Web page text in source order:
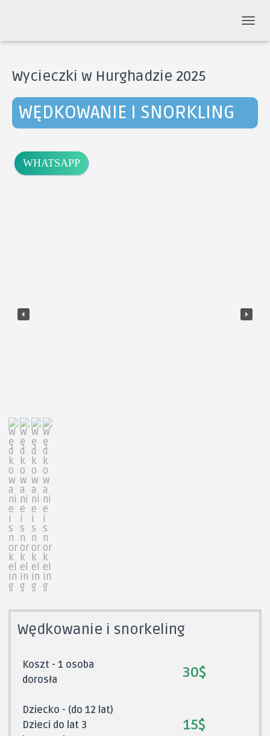
R
C
Wycieczki w Hurghadzie 2025
WĘDKOWANIE I SNORKLING
WHATSAPP
Wędkowanie i snorkeling
Koszt - 1 osoba
dorosła
30$
Dziecko - (do 12 lat)
Dzieci do lat 3
15$